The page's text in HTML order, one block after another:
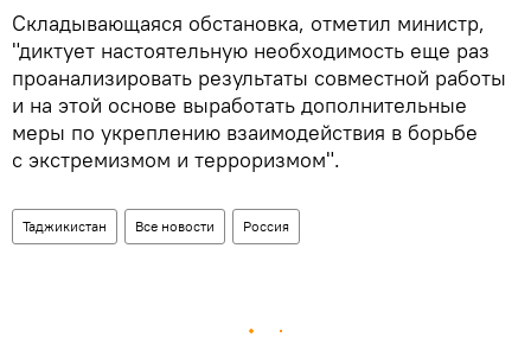
Складывающаяся обстановка, отметил министр,
"диктует настоятельную необходимость еще раз
проанализировать результаты совместной работы
и на этой основе выработать дополнительные
меры по укреплению взаимодействия в борьбе
с экстремизмом и терроризмом".
Таджикистан Все новости Россия